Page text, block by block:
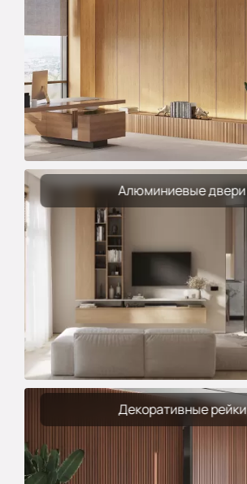
Алюминиевые двери
Декоративные рейки